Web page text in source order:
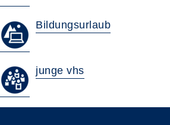
Bildungsurlaub
junge vhs